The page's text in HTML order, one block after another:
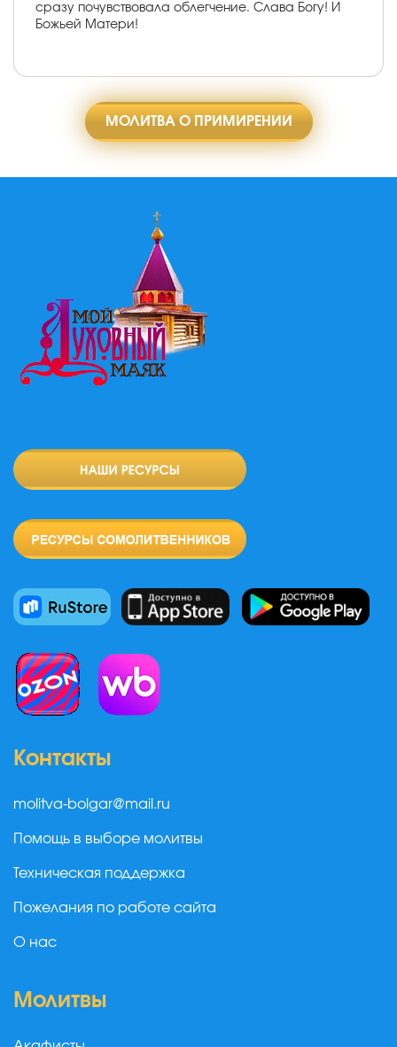
сразу почувствовала облегчение. Слава Богу! И
Божьей Матери!
МОЛИТВА О ПРИМИРЕНИИ
Контакты
molitva-bolgar@mail.ru
Помощь в выборе молитвы
Техническая поддержка
Пожелания по работе сайта
О нас
Молитвы